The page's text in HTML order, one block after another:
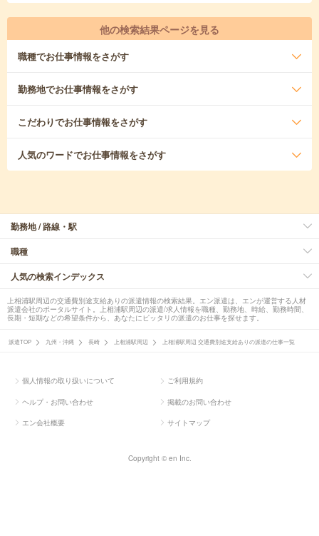
他の検索結果ページを見る
職種でお仕事情報をさがす
勤務地でお仕事情報をさがす
こだわりでお仕事情報をさがす
人気のワードでお仕事情報をさがす
勤務地 / 路線・駅
職種
人気の検索インデックス
上相浦駅周辺の交通費別途支給ありの派遣情報の検索結果。エン派遣は、エンが運営する人材
派遣会社のポータルサイト。上相浦駅周辺の派遣/求人情報を職種、勤務地、時給、勤務時間、
長期・短期などの希望条件から、あなたにピッタリの派遣のお仕事を探せます。
派遣TOP 九州・沖縄 長崎 上相浦駅周辺 上相浦駅周辺 交通費別途支給ありの派遣の仕事一覧
個人情報の取り扱いについて ご利用規約
ヘルプ・お問い合わせ 掲載のお問い合わせ
エン会社概要 サイトマップ
Copyright © en Inc.